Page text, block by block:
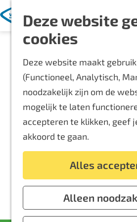
Deze website
cookies
Deze website maakt
(Functioneel, Analytisch,
noodzakelijk zijn om de
mogelijk te laten
accepteren te klikken, geef
akkoord te gaan.
Alles
Alleen
G
K
a
a
r
t
Z
o
k
e
n
M
n
u
Blijf
Voor